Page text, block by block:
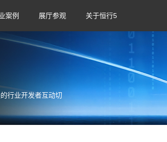
案例 展厅参观 关于恒行5
行业开发者互动切